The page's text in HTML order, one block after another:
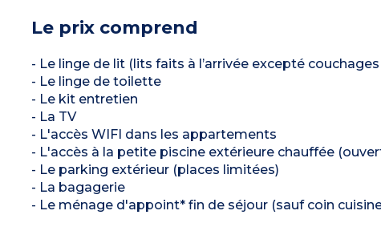
Le prix comprend
- Le linge de lit (lits faits à l’arrivée excepté
- Le linge de toilette
- Le kit entretien
- La TV
- L'accès WIFI dans les appartements
- L'accès à la petite piscine extérieure chauffée
- Le parking extérieur (places limitées)
- La bagagerie
- Le ménage d'appoint* fin de séjour (sauf coin